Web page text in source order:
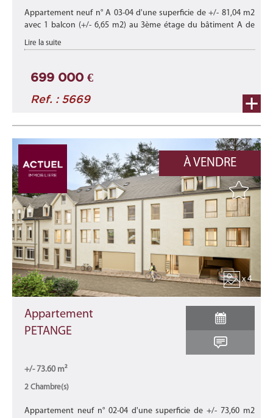
Appartement neuf n° A 03-04 d'une superficie de +/- 81,04 m2
avec 1 balcon (+/- 6,65 m2) au 3ème étage du bâtiment A de
cette nouvelle résidence "CHARLOTTE" composée de 15
appartements et d'un l ...
Lire la suite
699 000 €
Ref. : 5669
À VENDRE
x 4
Appartement
PETANGE
+/- 73.60 m²
2 Chambre(s)
Appartement neuf n° 02-04 d'une superficie de +/- 73,60 m2